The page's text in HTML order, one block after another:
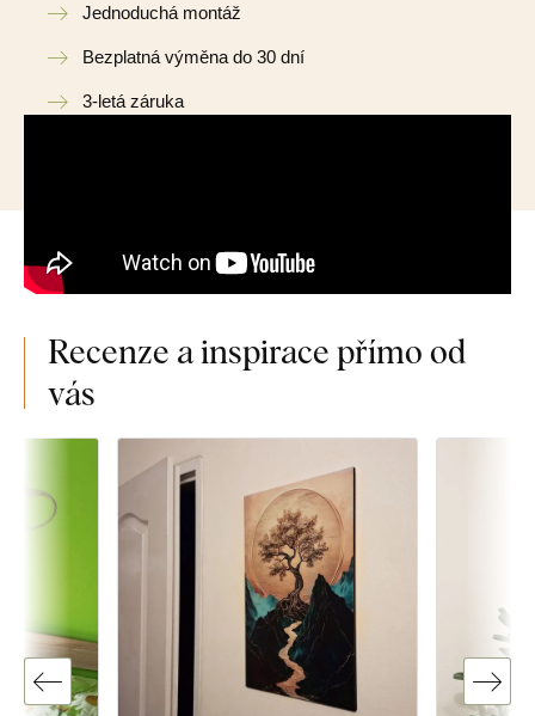
Jednoduchá montáž
Bezplatná výměna do 30 dní
3-letá záruka
Recenze a inspirace přímo od
vás